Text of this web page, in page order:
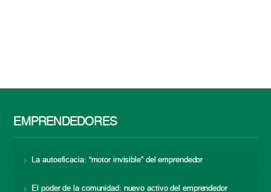
EMPRENDEDORES
La autoeficacia: “motor invisible” del emprendedor
El poder de la comunidad: nuevo activo del emprendedor